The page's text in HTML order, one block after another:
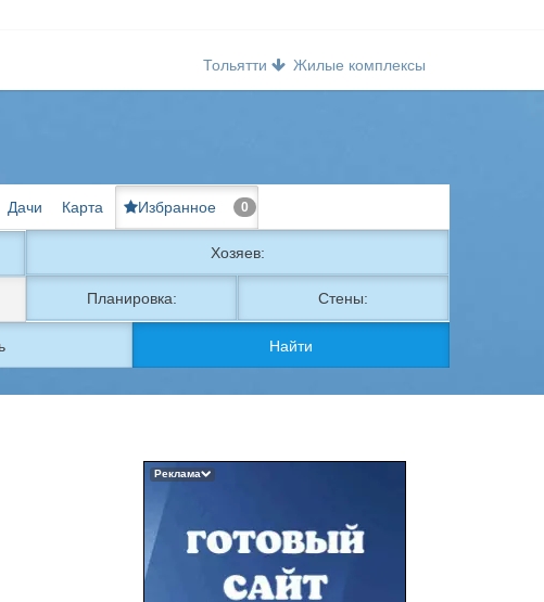
Тольятти Жилые комплексы
Дачи Карта Избранное 0
Хозяев:
Планировка: Стены:
Найти
Реклама